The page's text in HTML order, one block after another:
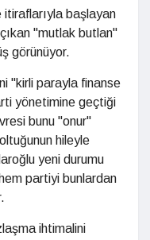
başlayan
"mutlak butlan"
görünüyor.
"kirli parayla finanse
yönetimine geçtiği
bunu "onur"
hileyle
yeni durumu
partiyi bunlardan
ihtimalini